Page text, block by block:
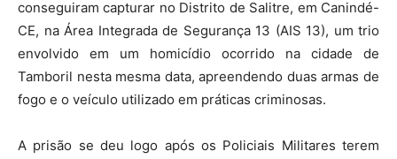
conseguiram capturar no Distrito de Salitre, em Canindé-
CE, na Área Integrada de Segurança 13 (AIS 13), um trio
envolvido em um homicídio ocorrido na cidade de
Tamboril nesta mesma data, apreendendo duas armas de
fogo e o veículo utilizado em práticas criminosas.
A prisão se deu logo após os Policiais Militares terem